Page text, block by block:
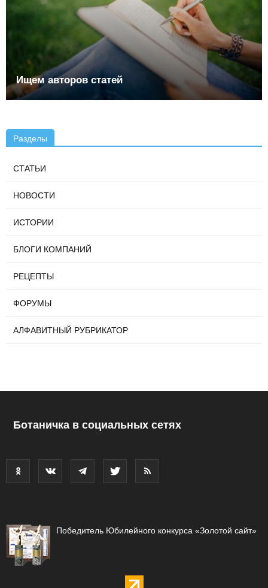
Ищем авторов статей
Разделы
СТАТЬИ
НОВОСТИ
ИСТОРИИ
БЛОГИ КОМПАНИЙ
РЕЦЕПТЫ
ФОРУМЫ
АЛФАВИТНЫЙ РУБРИКАТОР
Ботаничка в социальных сетях
Победитель Юбилейного конкурса «Золотой сайт»